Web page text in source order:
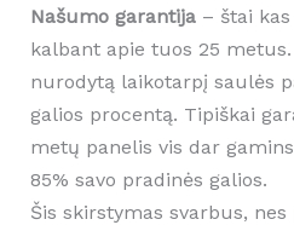
Našumo garantija– štai kas
kalbant apie tuos 25
nurodytą laikotarpį saulės
galios procentą. Tipiškai
metų panelis vis dar
85% savo pradinės galios.
Šis skirstymas svarbus,